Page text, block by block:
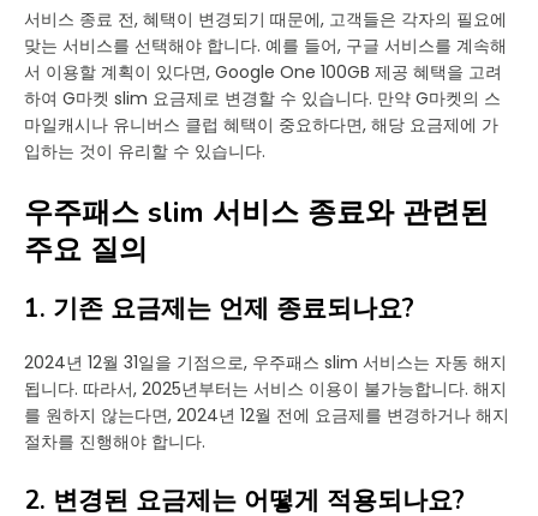
서비스 종료 전, 혜택이 변경되기 때문에, 고객들은 각자의 필요에
맞는 서비스를 선택해야 합니다. 예를 들어, 구글 서비스를 계속해
서 이용할 계획이 있다면, Google One 100GB 제공 혜택을 고려
하여 G마켓 slim 요금제로 변경할 수 있습니다. 만약 G마켓의 스
마일캐시나 유니버스 클럽 혜택이 중요하다면, 해당 요금제에 가
입하는 것이 유리할 수 있습니다.
우주패스 slim 서비스 종료와 관련된
주요 질의
1. 기존 요금제는 언제 종료되나요?
2024년 12월 31일을 기점으로, 우주패스 slim 서비스는 자동 해지
됩니다. 따라서, 2025년부터는 서비스 이용이 불가능합니다. 해지
를 원하지 않는다면, 2024년 12월 전에 요금제를 변경하거나 해지
절차를 진행해야 합니다.
2. 변경된 요금제는 어떻게 적용되나요?